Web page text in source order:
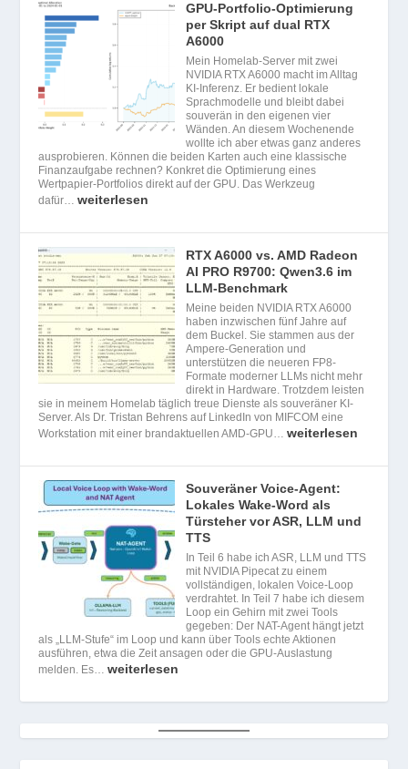
GPU-Portfolio-Optimierung
per Skript auf dual RTX
A6000
Mein Homelab-Server mit zwei
NVIDIA RTX A6000 macht im Alltag
KI-Inferenz. Er bedient lokale
Sprachmodelle und bleibt dabei
souverän in den eigenen vier
Wänden. An diesem Wochenende
wollte ich aber etwas ganz anderes
ausprobieren. Können die beiden Karten auch eine klassische
Finanzaufgabe rechnen? Konkret die Optimierung eines
Wertpapier-Portfolios direkt auf der GPU. Das Werkzeug
dafür…weiterlesen
RTX A6000 vs. AMD Radeon
AI PRO R9700: Qwen3.6 im
LLM-Benchmark
Meine beiden NVIDIA RTX A6000
haben inzwischen fünf Jahre auf
dem Buckel. Sie stammen aus der
Ampere-Generation und
unterstützen die neueren FP8-
Formate moderner LLMs nicht mehr
direkt in Hardware. Trotzdem leisten
sie in meinem Homelab täglich treue Dienste als souveräner KI-
Server. Als Dr. Tristan Behrens auf LinkedIn von MIFCOM eine
Workstation mit einer brandaktuellen AMD-GPU…weiterlesen
Souveräner Voice-Agent:
Lokales Wake-Word als
Türsteher vor ASR, LLM und
TTS
In Teil 6 habe ich ASR, LLM und TTS
mit NVIDIA Pipecat zu einem
vollständigen, lokalen Voice-Loop
verdrahtet. In Teil 7 habe ich diesem
Loop ein Gehirn mit zwei Tools
gegeben: Der NAT-Agent hängt jetzt
als „LLM-Stufe“ im Loop und kann über Tools echte Aktionen
ausführen, etwa die Zeit ansagen oder die GPU-Auslastung
melden. Es…weiterlesen